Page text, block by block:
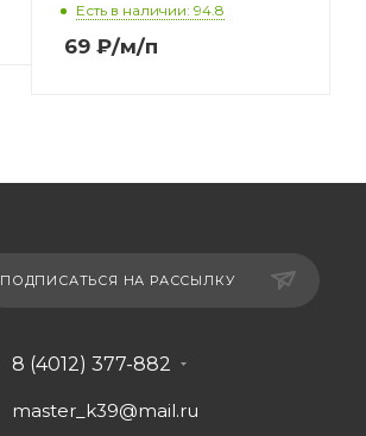
Есть в наличии: 94.8
69₽/м/п
ПОДПИСАТЬСЯ НА РАССЫЛКУ
8 (4012) 377-882
master_k39@mail.ru